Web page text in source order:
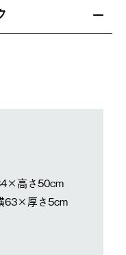
高さ50cm
63×厚さ5cm